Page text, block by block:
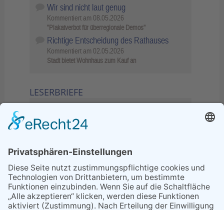
Wir sind nicht laut genug
Kommentiert am 08.05.2026
"Plakatverbot für überregionale Demos"
Richtige Entscheidung des Rathauses
Kommentiert am 02.05.2026
Stadt bietet Wohnhaus zum Kauf an
LESERBRIEFE
Sperrung B455: Kleiner
Grenzverkehr statt weite Wege
21.04.2026
Wenn Bahn-Computer nicht
miteinander kommunizieren
11.03.2026
"Plakatverbot für überregionale
Demos"